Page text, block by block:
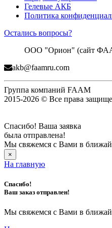
Гелевые АКБ
Политика
Остались вопросы?
ООО "Орион" (сайт ФААМ
akb@faamru.com
Группа компаний FAAM
2015-2026 © Все права
Спасибо! Ваша заявка
была отправлена!
Мы свяжемся с Вами в
×
На главную
Спасибо!
Ваш заказ отправлен!
Мы свяжемся с Вами в